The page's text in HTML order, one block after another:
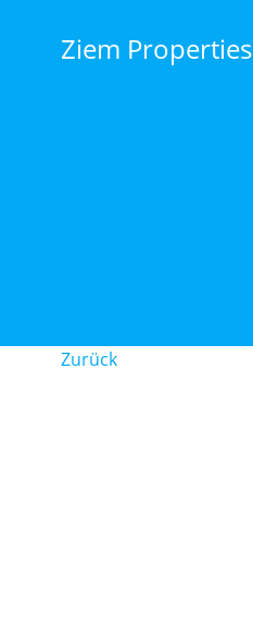
springenZiem Properties
Zurück